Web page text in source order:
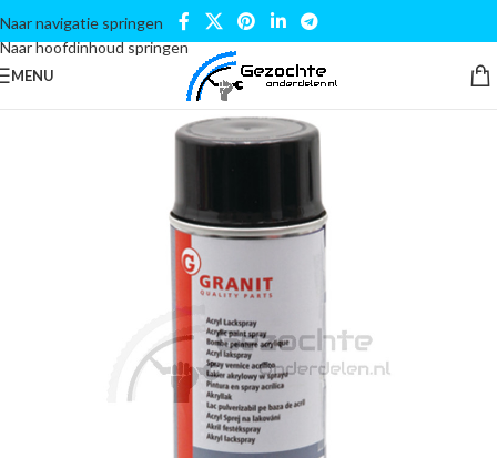
Naar navigatie springen
Naar hoofdinhoud springen
MENU